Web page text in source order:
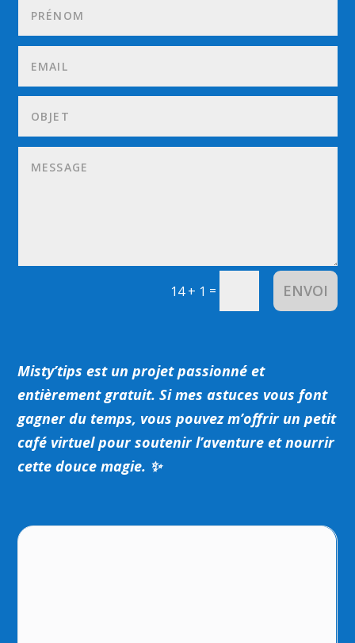
14 + 1 = ENVOI
Misty’tips est un projet passionné et
entièrement gratuit. Si mes astuces vous font
gagner du temps, vous pouvez m’offrir un petit
café virtuel pour soutenir l’aventure et nourrir
cette douce magie. ✨